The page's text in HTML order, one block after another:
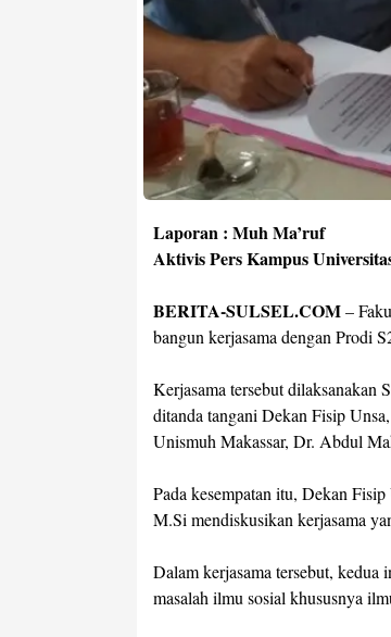
Laporan : Muh Ma’ruf
Aktivis Pers Kampus
BERITA-SULSEL.COM–
bangun kerjasama dengan Prodi
Kerjasama tersebut
ditanda tangani Dekan Fisip
Unismuh Makassar, Dr. Abdul
Pada kesempatan itu, Dekan
M.Si mendiskusikan kerjasama
Dalam kerjasama tersebut, kedua
masalah ilmu sosial khususnya